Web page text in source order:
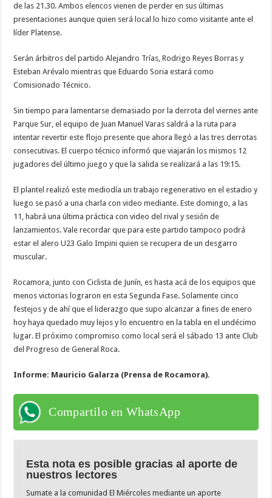
de las 21.30. Ambos elencos vienen de perder en sus últimas
presentaciones aunque quien será local lo hizo como visitante ante el
líder Platense.
Serán árbitros del partido Alejandro Trías, Rodrigo Reyes Borras y
Esteban Arévalo mientras que Eduardo Soria estará como
Comisionado Técnico.
Sin tiempo para lamentarse demasiado por la derrota del viernes ante
Parque Sur, el equipo de Juan Manuel Varas saldrá a la ruta para
intentar revertir este flojo presente que ahora llegó a las tres derrotas
consecutivas. El cuerpo técnico informó que viajarán los mismos 12
jugadores del último juego y que la salida se realizará a las 19:15.
El plantel realizó este mediodía un trabajo regenerativo en el estadio y
luego se pasó a una charla con video mediante. Este domingo, a las
11, habrá una última práctica con video del rival y sesión de
lanzamientos. Vale recordar que para este partido tampoco podrá
estar el alero U23 Galo Impini quien se recupera de un desgarro
muscular.
Rocamora, junto con Ciclista de Junín, es hasta acá de los equipos que
menos victorias lograron en esta Segunda Fase. Solamente cinco
festejos y de ahí que el liderazgo que supo alcanzar a fines de enero
hoy haya quedado muy lejos y lo encuentro en la tabla en el undécimo
lugar. El próximo compromiso como local será el sábado 13 ante Club
del Progreso de General Roca.
Informe: Mauricio Galarza (Prensa de Rocamora).
Compartilo en WhatsApp
Esta nota es posible gracias al aporte de
nuestros lectores
Sumate a la comunidad El Miércoles mediante un aporte